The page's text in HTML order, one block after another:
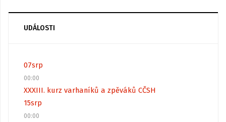
UDÁLOSTI
07srp
00:00
XXXIII. kurz varhaníků a zpěváků CČSH
15srp
00:00